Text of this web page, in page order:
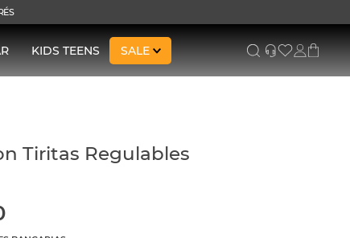
KIDS TEENS SALE
Tiritas Regulables